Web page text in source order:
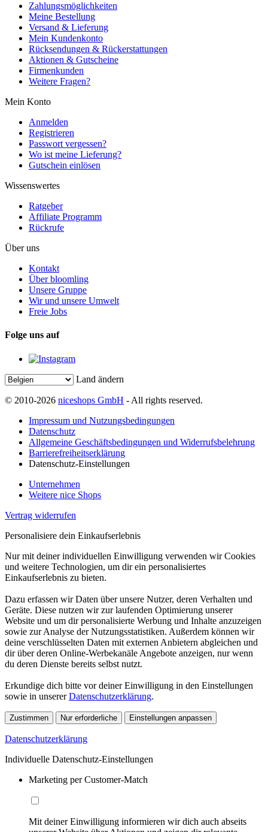
Zahlungsmöglichkeiten
Meine Bestellung
Versand & Lieferung
Mein Kundenkonto
Rücksendungen & Rückerstattungen
Aktionen & Gutscheine
Firmenkunden
Weitere Fragen?
Mein Konto
Anmelden
Registrieren
Passwort vergessen?
Wo ist meine Lieferung?
Gutschein einlösen
Wissenswertes
Ratgeber
Affiliate Programm
Rückrufe
Über uns
Kontakt
Über bloomling
Unsere Gruppe
Wir und unsere Umwelt
Freie Jobs
Folge uns auf
Land ändern
© 2010-2026 niceshops GmbH - All rights reserved.
Impressum und Nutzungsbedingungen
Datenschutz
Allgemeine Geschäftsbedingungen und Widerrufsbelehrung
Barrierefreiheitserklärung
Datenschutz-Einstellungen
Unternehmen
Weitere nice Shops
Vertrag widerrufen
Personalisiere dein Einkaufserlebnis
Nur mit deiner individuellen Einwilligung verwenden wir Cookies
und weitere Technologien, um dir ein personalisiertes
Einkaufserlebnis zu bieten.
Dazu erfassen wir Daten über unsere Nutzer, deren Verhalten und
Geräte. Diese nutzen wir zur laufenden Optimierung unserer
Website und um dir personalisierte Werbung und Inhalte anzuzeigen
sowie zur Analyse der Nutzungsstatistiken. Außerdem können wir
deine verschlüsselten Daten mit externen Anbietern abgleichen und
dir über deren Online-Werbekanäle Angebote anzeigen, nur wenn
du deren Dienste bereits selbst nutzt.
Erkundige dich bitte vor deiner Einwilligung in den Einstellungen
sowie in unsererDatenschutzerklärung.
Zustimmen Nur erforderliche Einstellungen anpassen
Datenschutzerklärung
Individuelle Datenschutz-Einstellungen
Marketing per Customer-Match
Mit deiner Einwilligung informieren wir dich auch abseits